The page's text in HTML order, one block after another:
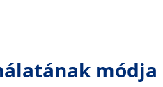
módja